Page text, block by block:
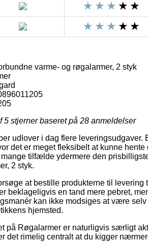
varme- og røgalarmer, 2 styk
5 stjerner baseret på 28 anmeldelser
udlover i dag flere
det er meget fleksibelt at kunne
tilfælde ydermere den
2 styk.
at bestille produkterne til
beklageligvis en tand mere pebret,
kan ikke modsiges at være
hjemsted.
på Røgalarmer er naturligvis særligt
det rimelig centralt at du kigger